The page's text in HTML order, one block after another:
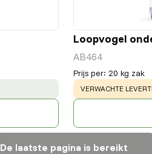
Loopvogel
AB464
Prijs per: 20 kg zak
WARNING:
VERWACHTE
De laatste pagina is bereikt